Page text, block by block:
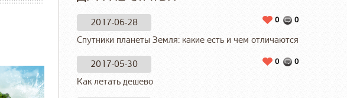
2017-06-28 0
0
Спутники планеты Земля: какие есть и чем отличаются
2017-05-30 0
0
Как летать дешево